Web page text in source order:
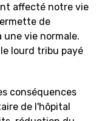
affecté notre vie
de
vie normale.
lourd tribu payé
conséquences
de l'hôpital